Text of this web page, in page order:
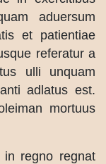
aduersum
et patientiae
referatur a
ulli unquam
adlatus est.
mortuus
in regno regnat